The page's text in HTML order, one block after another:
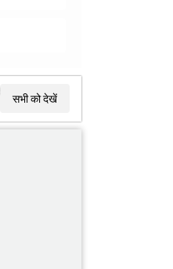
सभी को देखें